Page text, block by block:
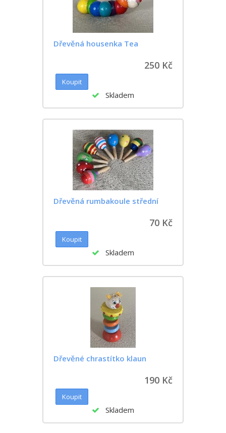
Dřevěná housenka Tea
250 Kč
Skladem
Dřevěná rumbakoule střední
70 Kč
Skladem
Dřevěné chrastítko klaun
190 Kč
Skladem